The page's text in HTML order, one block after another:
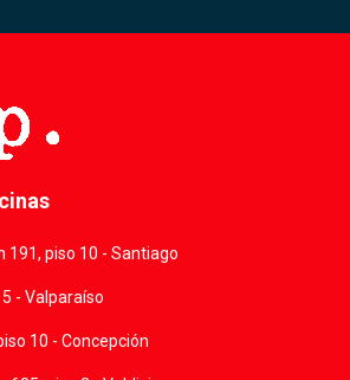
191, piso 10 - Santiago
- Valparaíso
10 - Concepción